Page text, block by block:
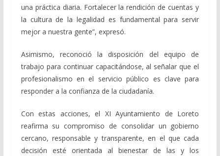
una práctica diaria. Fortalecer la rendición de cuentas y
la cultura de la legalidad es fundamental para servir
mejor a nuestra gente”, expresó.
Asimismo, reconoció la disposición del equipo de
trabajo para continuar capacitándose, al señalar que el
profesionalismo en el servicio público es clave para
responder a la confianza de la ciudadanía.
Con estas acciones, el XI Ayuntamiento de Loreto
reafirma su compromiso de consolidar un gobierno
cercano, responsable y transparente, en el que cada
decisión esté orientada al bienestar de las y los